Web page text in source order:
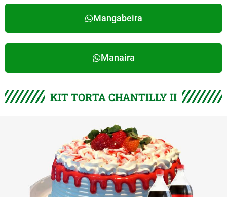
Mangabeira
Manaira
KIT TORTA CHANTILLY II